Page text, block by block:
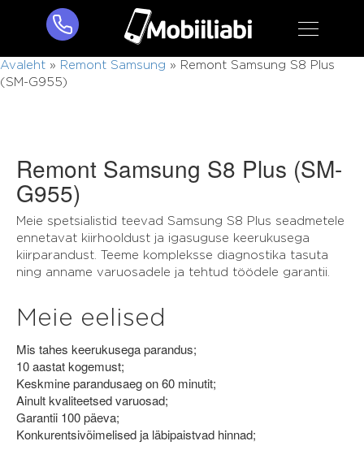
Avaleht » Remont Samsung »
Remont Samsung S8 Plus
(SM-G955)
Remont Samsung S8 Plus (SM-
G955)
Meie spetsialistid teevad Samsung S8 Plus seadmetele
ennetavat kiirhooldust ja igasuguse keerukusega
kiirparandust. Teeme kompleksse diagnostika tasuta
ning anname varuosadele ja tehtud töödele garantii.
Meie eelised
Mis tahes keerukusega parandus;
10 aastat kogemust;
Keskmine parandusaeg on 60 minutit;
Ainult kvaliteetsed varuosad;
Garantii 100 päeva;
Konkurentsivõimelised ja läbipaistvad hinnad;